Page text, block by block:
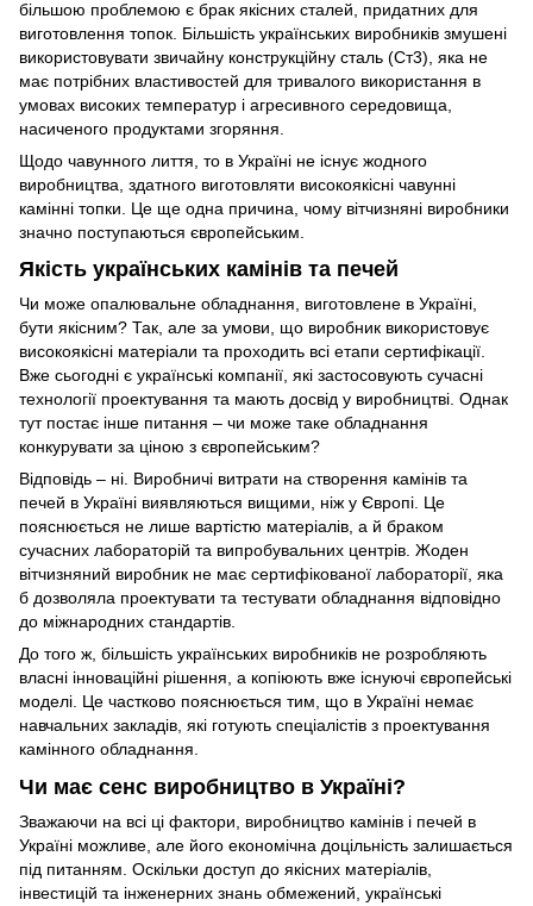
більшою проблемою є брак якісних сталей, придатних для
виготовлення топок. Більшість українських виробників змушені
використовувати звичайну конструкційну сталь (Ст3), яка не
має потрібних властивостей для тривалого використання в
умовах високих температур і агресивного середовища,
насиченого продуктами згоряння.
Щодо чавунного лиття, то в Україні не існує жодного
виробництва, здатного виготовляти високоякісні чавунні
камінні топки. Це ще одна причина, чому вітчизняні виробники
значно поступаються європейським.
Якість українських камінів та печей
Чи може опалювальне обладнання, виготовлене в Україні,
бути якісним? Так, але за умови, що виробник використовує
високоякісні матеріали та проходить всі етапи сертифікації.
Вже сьогодні є українські компанії, які застосовують сучасні
технології проектування та мають досвід у виробництві. Однак
тут постає інше питання – чи може таке обладнання
конкурувати за ціною з європейським?
Відповідь – ні. Виробничі витрати на створення камінів та
печей в Україні виявляються вищими, ніж у Європі. Це
пояснюється не лише вартістю матеріалів, а й браком
сучасних лабораторій та випробувальних центрів. Жоден
вітчизняний виробник не має сертифікованої лабораторії, яка
б дозволяла проектувати та тестувати обладнання відповідно
до міжнародних стандартів.
До того ж, більшість українських виробників не розробляють
власні інноваційні рішення, а копіюють вже існуючі європейські
моделі. Це частково пояснюється тим, що в Україні немає
навчальних закладів, які готують спеціалістів з проектування
камінного обладнання.
Чи має сенс виробництво в Україні?
Зважаючи на всі ці фактори, виробництво камінів і печей в
Україні можливе, але його економічна доцільність залишається
під питанням. Оскільки доступ до якісних матеріалів,
інвестицій та інженерних знань обмежений, українські